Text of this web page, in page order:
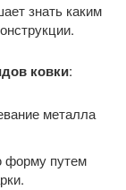
знать каким
ковки:
металла
форму путем